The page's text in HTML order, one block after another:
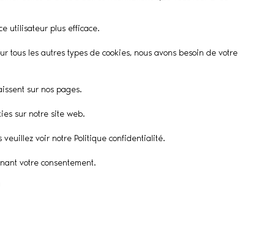
utilisateur plus efficace.
tous les autres types de cookies, nous avons besoin de votre
sur nos pages.
sur notre site web.
veuillez voir notre Politique confidentialité.
votre consentement.